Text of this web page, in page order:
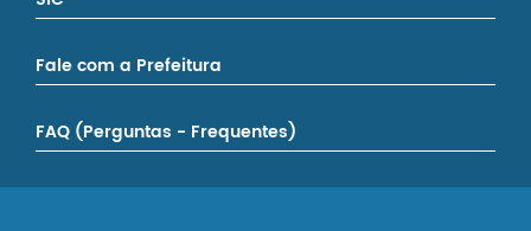
Fale com a Prefeitura
FAQ (Perguntas - Frequentes)